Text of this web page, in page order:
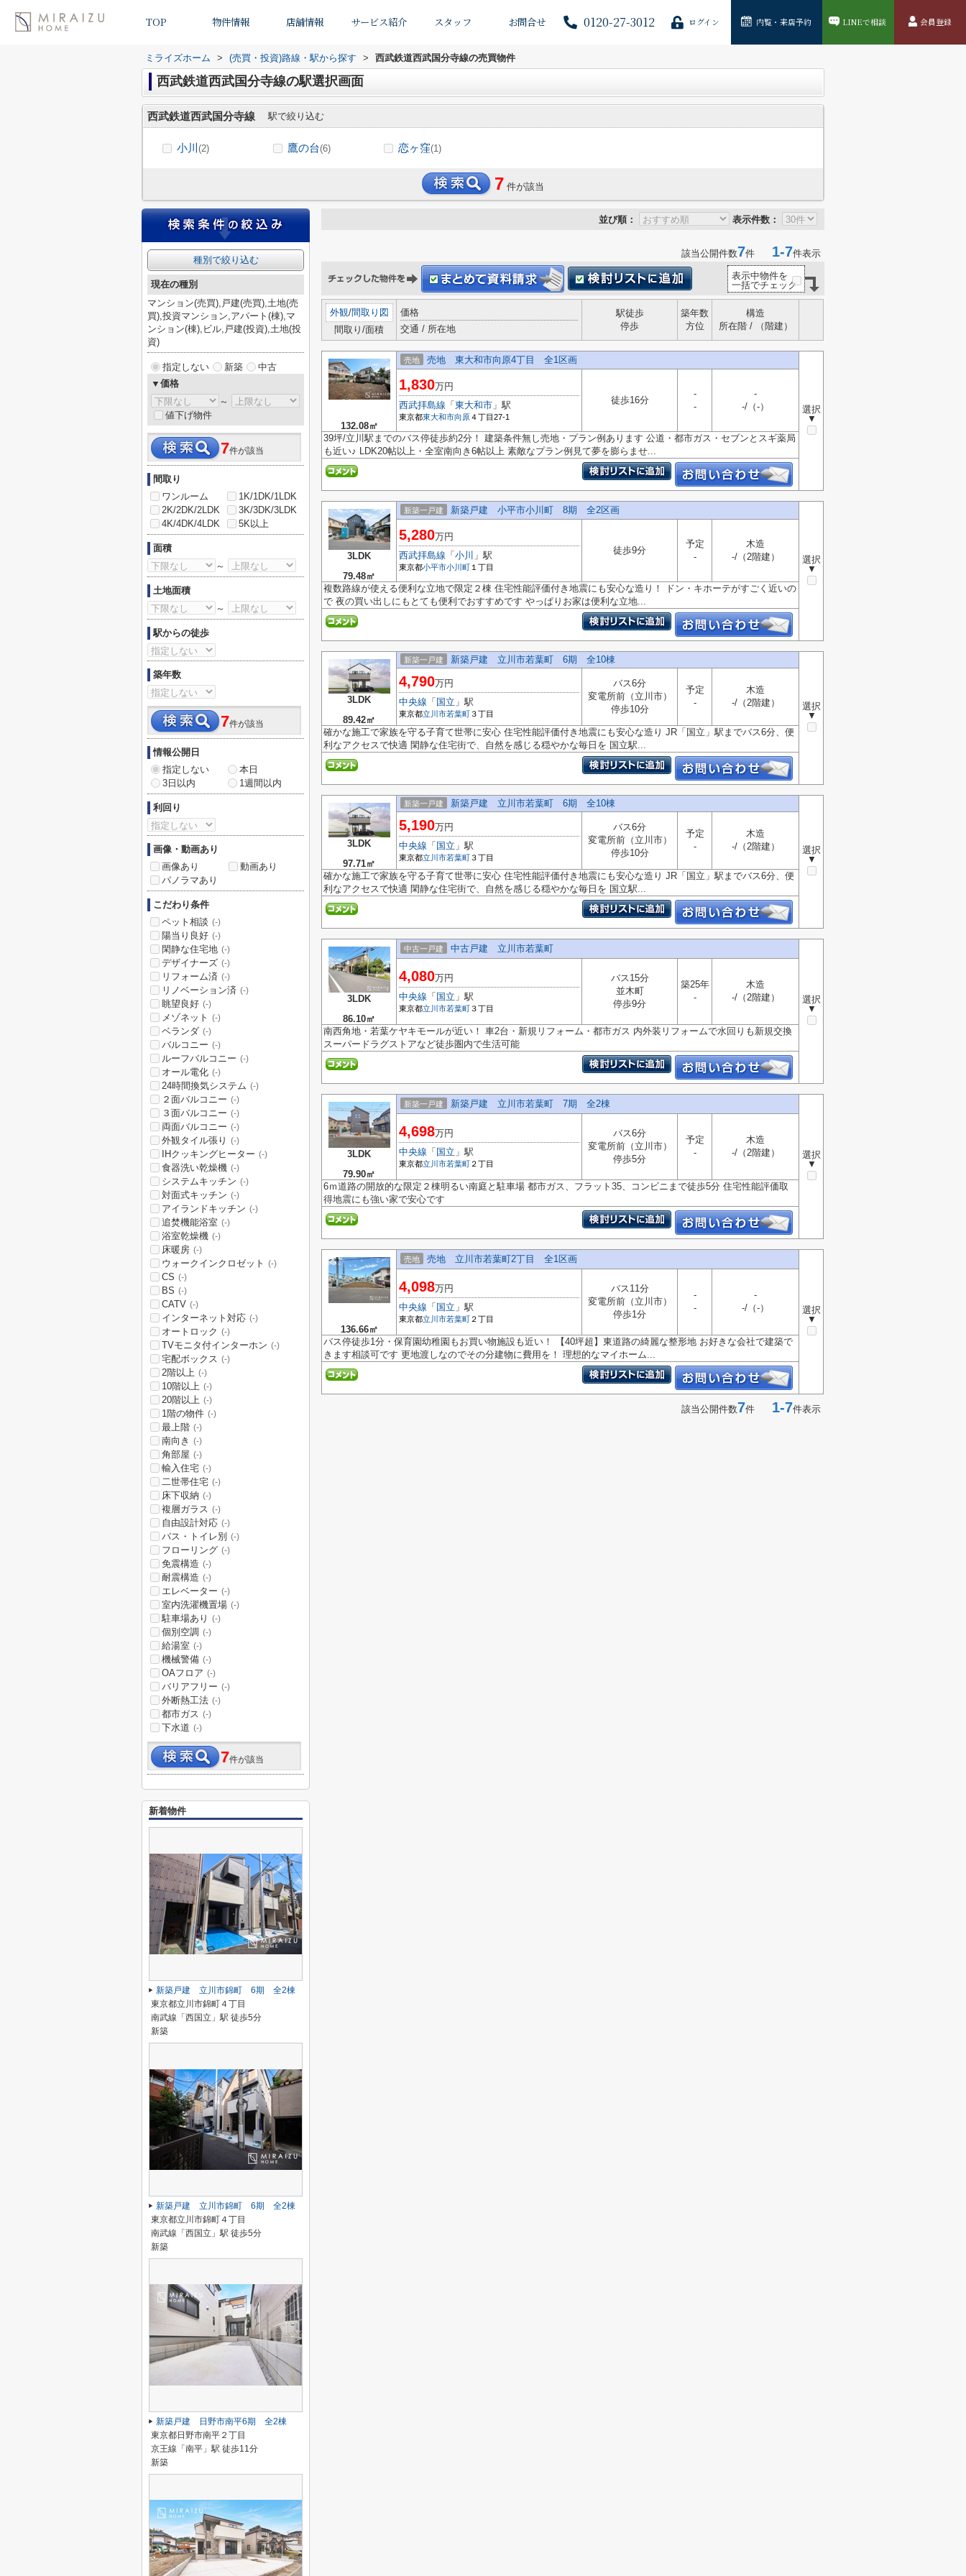
TOP 物件情報 店舗情報 サービス紹介 スタッフ お問合せ 0120-27-3012 ログイン 内覧・来店予約 LINEで相談 会員登録
ミライズホーム > (売買・投資)路線・駅から探す > 西武鉄道西武国分寺線の売買物件
西武鉄道西武国分寺線の駅選択画面
西武鉄道西武国分寺線 駅で絞り込む
小川 (2) 鷹の台(6) 恋ヶ窪(1)
7 件が該当
並び順： 表示件数：
該当公開件数7件 1-7件表示
表示中物件を
一括でチェック
外観/間取り図
間取り/面積
価格
交通 / 所在地
駅徒歩
停歩
築年数
方位
構造
所在階 / （階建）
132.08㎡
売地 売地 東大和市向原4丁目 全1区画
選択
▼
1,830万円
西武拝島線 「 東大和市 」駅
東京都東大和市向原４丁目27-1
徒歩16分
-
-
-
-/（-）
39坪/立川駅までのバス停徒歩約2分！ 建築条件無し売地・プラン例あります 公道・都市ガス・セブンとスギ薬局
も近い♪ LDK20帖以上・全室南向き6帖以上 素敵なプラン例見て夢を膨らませ...
3LDK
79.48㎡
新築一戸建 新築戸建 小平市小川町 8期 全2区画
選択
▼
5,280万円
西武拝島線 「 小川 」駅
東京都小平市小川町 １丁目
徒歩9分
予定
-
木造
-/（2階建）
複数路線が使える便利な立地で限定２棟 住宅性能評価付き地震にも安心な造り！ ドン・キホーテがすごく近いの
で 夜の買い出しにもとても便利でおすすめです やっぱりお家は便利な立地...
3LDK
89.42㎡
新築一戸建 新築戸建 立川市若葉町 6期 全10棟
選択
▼
4,790万円
中央線 「 国立 」駅
東京都立川市若葉町３丁目
バス6分
変電所前（立川市）
停歩10分
予定
-
木造
-/（2階建）
確かな施工で家族を守る子育て世帯に安心 住宅性能評価付き地震にも安心な造り JR「国立」駅までバス6分、便
利なアクセスで快適 閑静な住宅街で、自然を感じる穏やかな毎日を 国立駅...
3LDK
97.71㎡
新築一戸建 新築戸建 立川市若葉町 6期 全10棟
選択
▼
5,190万円
中央線 「 国立 」駅
東京都立川市若葉町３丁目
バス6分
変電所前（立川市）
停歩10分
予定
-
木造
-/（2階建）
確かな施工で家族を守る子育て世帯に安心 住宅性能評価付き地震にも安心な造り JR「国立」駅までバス6分、便
利なアクセスで快適 閑静な住宅街で、自然を感じる穏やかな毎日を 国立駅...
3LDK
86.10㎡
中古一戸建 中古戸建 立川市若葉町
選択
▼
4,080万円
中央線 「 国立 」駅
東京都立川市若葉町３丁目
バス15分
並木町
停歩9分
築25年
-
木造
-/（2階建）
南西角地・若葉ケヤキモールが近い！ 車2台・新規リフォーム・都市ガス 内外装リフォームで水回りも新規交換
スーパードラグストアなど徒歩圏内で生活可能
3LDK
79.90㎡
新築一戸建 新築戸建 立川市若葉町 7期 全2棟
選択
▼
4,698万円
中央線 「 国立 」駅
東京都立川市若葉町 ２丁目
バス6分
変電所前（立川市）
停歩5分
予定
-
木造
-/（2階建）
6ｍ道路の開放的な限定２棟明るい南庭と駐車場 都市ガス、フラット35、コンビニまで徒歩5分 住宅性能評価取
得地震にも強い家で安心です
136.66㎡
売地 売地 立川市若葉町2丁目 全1区画
選択
▼
4,098万円
中央線 「 国立 」駅
東京都立川市若葉町 ２丁目
バス11分
変電所前（立川市）
停歩1分
-
-
-
-/（-）
バス停徒歩1分・保育園幼稚園もお買い物施設も近い！ 【40坪超】東道路の綺麗な整形地 お好きな会社で建築で
きます相談可です 更地渡しなのでその分建物に費用を！ 理想的なマイホーム...
該当公開件数7件 1-7件表示
種別で絞り込む
現在の種別
マンション(売買),戸建(売買),土地(売
買),投資マンション,アパート(棟),マ
ンション(棟),ビル,戸建(投資),土地(投
資)
指定しない 新築
中古
▼価格
～
値下げ物件
7件が該当
間取り
ワンルーム
1K/1DK/1LDK
2K/2DK/2LDK
3K/3DK/3LDK
4K/4DK/4LDK
5K以上
面積
～
土地面積
～
駅からの徒歩
築年数
7件が該当
情報公開日
指定しない
本日
3日以内
1週間以内
利回り
画像・動画あり
画像あり
動画あり
パノラマあり
こだわり条件
ペット相談 (-)
陽当り良好 (-)
閑静な住宅地 (-)
デザイナーズ (-)
リフォーム済 (-)
リノベーション済 (-)
眺望良好 (-)
メゾネット (-)
ベランダ (-)
バルコニー (-)
ルーフバルコニー (-)
オール電化 (-)
24時間換気システム (-)
２面バルコニー (-)
３面バルコニー (-)
両面バルコニー (-)
外観タイル張り (-)
IHクッキングヒーター (-)
食器洗い乾燥機 (-)
システムキッチン (-)
対面式キッチン (-)
アイランドキッチン (-)
追焚機能浴室 (-)
浴室乾燥機 (-)
床暖房 (-)
ウォークインクロゼット (-)
CS (-)
BS (-)
CATV (-)
インターネット対応 (-)
オートロック (-)
TVモニタ付インターホン (-)
宅配ボックス (-)
2階以上 (-)
10階以上 (-)
20階以上 (-)
1階の物件 (-)
最上階 (-)
南向き (-)
角部屋 (-)
輸入住宅 (-)
二世帯住宅 (-)
床下収納 (-)
複層ガラス (-)
自由設計対応 (-)
バス・トイレ別 (-)
フローリング (-)
免震構造 (-)
耐震構造 (-)
エレベーター (-)
室内洗濯機置場 (-)
駐車場あり (-)
個別空調 (-)
給湯室 (-)
機械警備 (-)
OAフロア (-)
バリアフリー (-)
外断熱工法 (-)
都市ガス (-)
下水道 (-)
7件が該当
新着物件
新築戸建 立川市錦町 6期 全2棟
東京都立川市錦町４丁目
南武線「西国立」駅 徒歩5分
新築
新築戸建 立川市錦町 6期 全2棟
東京都立川市錦町４丁目
南武線「西国立」駅 徒歩5分
新築
新築戸建 日野市南平6期 全2棟
東京都日野市南平２丁目
京王線「南平」駅 徒歩11分
新築